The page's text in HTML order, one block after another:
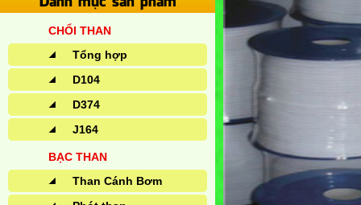
CHỔI THAN
Tổng hợp
D104
D374
J164
BẠC THAN
Than Cánh Bơm